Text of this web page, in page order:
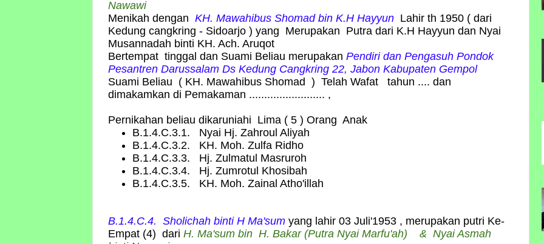
Nawawi
Menikah dengan KH. Mawahibus Shomad bin K.H Hayyun Lahir th 1950 ( dari
Kedung cangkring - Sidoarjo ) yang Merupakan Putra dari K.H Hayyun dan Nyai
Musannadah binti KH. Ach. Aruqot
Bertempat tinggal dan Suami Beliau merupakan Pendiri dan Pengasuh Pondok
Pesantren Darussalam Ds Kedung Cangkring 22, Jabon Kabupaten Gempol
Suami Beliau ( KH. Mawahibus Shomad ) Telah Wafat tahun .... dan
dimakamkan di Pemakaman ......................... ,
Pernikahan beliau dikaruniahi Lima ( 5 ) Orang Anak
B.1.4.C.3.1. Nyai Hj. Zahroul Aliyah
B.1.4.C.3.2. KH. Moh. Zulfa Ridho
B.1.4.C.3.3. Hj. Zulmatul Masruroh
B.1.4.C.3.4. Hj. Zumrotul Khosibah
B.1.4.C.3.5. KH. Moh. Zainal Atho'illah
B.1.4.C.4. Sholichah binti H Ma'sum yang lahir 03 Juli'1953 , merupakan putri Ke-
Empat (4) dari H. Ma'sum bin H. Bakar (Putra Nyai Marfu'ah)
& Nyai Asmah